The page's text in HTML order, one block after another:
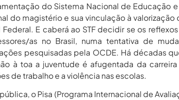
do Sistema Nacional de Educação
do magistério e sua vinculação à valorização
E caberá ao STF decidir se os
as no Brasil, numa tentativa de
pesquisadas pela OCDE. Há décadas
à toa a juventude é afugentada da
de trabalho e a violência nas escolas.
o Pisa (Programa Internacional de